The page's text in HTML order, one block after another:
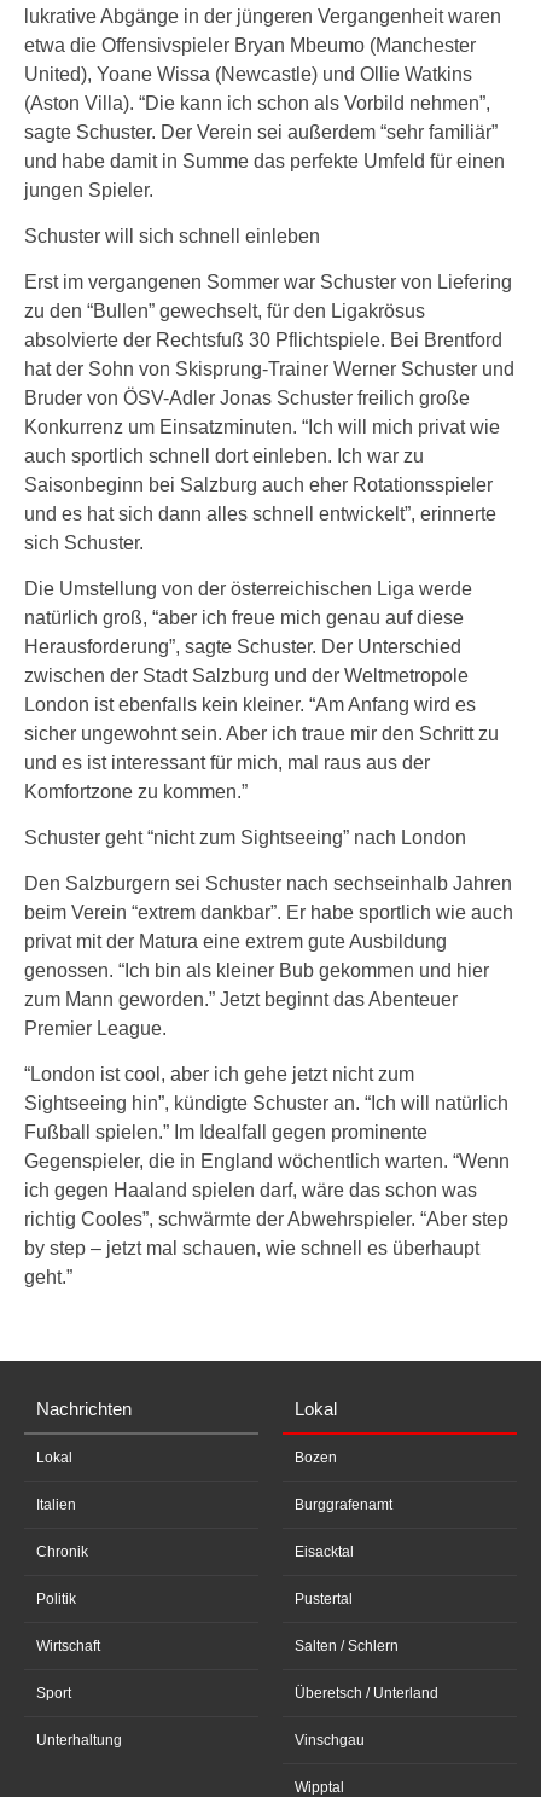
lukrative Abgänge in der jüngeren Vergangenheit waren
etwa die Offensivspieler Bryan Mbeumo (Manchester
United), Yoane Wissa (Newcastle) und Ollie Watkins
(Aston Villa). “Die kann ich schon als Vorbild nehmen”,
sagte Schuster. Der Verein sei außerdem “sehr familiär”
und habe damit in Summe das perfekte Umfeld für einen
jungen Spieler.
Schuster will sich schnell einleben
Erst im vergangenen Sommer war Schuster von Liefering
zu den “Bullen” gewechselt, für den Ligakrösus
absolvierte der Rechtsfuß 30 Pflichtspiele. Bei Brentford
hat der Sohn von Skisprung-Trainer Werner Schuster und
Bruder von ÖSV-Adler Jonas Schuster freilich große
Konkurrenz um Einsatzminuten. “Ich will mich privat wie
auch sportlich schnell dort einleben. Ich war zu
Saisonbeginn bei Salzburg auch eher Rotationsspieler
und es hat sich dann alles schnell entwickelt”, erinnerte
sich Schuster.
Die Umstellung von der österreichischen Liga werde
natürlich groß, “aber ich freue mich genau auf diese
Herausforderung”, sagte Schuster. Der Unterschied
zwischen der Stadt Salzburg und der Weltmetropole
London ist ebenfalls kein kleiner. “Am Anfang wird es
sicher ungewohnt sein. Aber ich traue mir den Schritt zu
und es ist interessant für mich, mal raus aus der
Komfortzone zu kommen.”
Schuster geht “nicht zum Sightseeing” nach London
Den Salzburgern sei Schuster nach sechseinhalb Jahren
beim Verein “extrem dankbar”. Er habe sportlich wie auch
privat mit der Matura eine extrem gute Ausbildung
genossen. “Ich bin als kleiner Bub gekommen und hier
zum Mann geworden.” Jetzt beginnt das Abenteuer
Premier League.
“London ist cool, aber ich gehe jetzt nicht zum
Sightseeing hin”, kündigte Schuster an. “Ich will natürlich
Fußball spielen.” Im Idealfall gegen prominente
Gegenspieler, die in England wöchentlich warten. “Wenn
ich gegen Haaland spielen darf, wäre das schon was
richtig Cooles”, schwärmte der Abwehrspieler. “Aber step
by step – jetzt mal schauen, wie schnell es überhaupt
geht.”
Nachrichten
Lokal
Italien
Chronik
Politik
Wirtschaft
Sport
Unterhaltung
Lokal
Bozen
Burggrafenamt
Eisacktal
Pustertal
Salten / Schlern
Überetsch / Unterland
Vinschgau
Wipptal